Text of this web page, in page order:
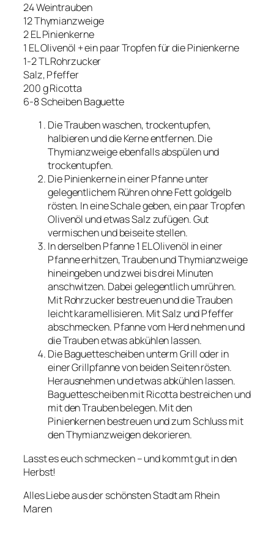
24 Weintrauben
12 Thymianzweige
2 EL Pinienkerne
1 EL Olivenöl + ein paar Tropfen für die Pinienkerne
1-2 TL Rohrzucker
Salz, Pfeffer
200 g Ricotta
6-8 Scheiben Baguette
Die Trauben waschen, trockentupfen,
halbieren und die Kerne entfernen. Die
Thymianzweige ebenfalls abspülen und
trockentupfen.
Die Pinienkerne in einer Pfanne unter
gelegentlichem Rühren ohne Fett goldgelb
rösten. In eine Schale geben, ein paar Tropfen
Olivenöl und etwas Salz zufügen. Gut
vermischen und beiseite stellen.
In derselben Pfanne 1 EL Olivenöl in einer
Pfanne erhitzen, Trauben und Thymianzweige
hineingeben und zwei bis drei Minuten
anschwitzen. Dabei gelegentlich umrühren.
Mit Rohrzucker bestreuen und die Trauben
leicht karamellisieren. Mit Salz und Pfeffer
abschmecken. Pfanne vom Herd nehmen und
die Trauben etwas abkühlen lassen.
Die Baguettescheiben unterm Grill oder in
einer Grillpfanne von beiden Seiten rösten.
Herausnehmen und etwas abkühlen lassen.
Baguettescheiben mit Ricotta bestreichen und
mit den Trauben belegen. Mit den
Pinienkernen bestreuen und zum Schluss mit
den Thymianzweigen dekorieren.
Lasst es euch schmecken – und kommt gut in den
Herbst!
Alles Liebe aus der schönsten Stadt am Rhein
Maren